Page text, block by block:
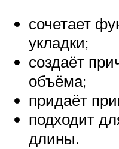
сочетает
укладки;
создаёт
объёма;
придаёт
подходит
длины.